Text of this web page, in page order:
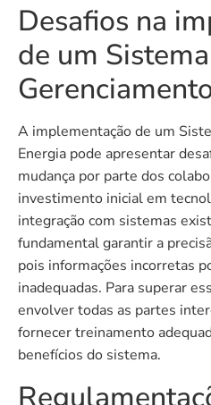
Desafios na
de um
A implementação de um
Energia pode apresentar
mudança por parte dos
investimento inicial em
integração com sistemas
fundamental garantir a
pois informações incorretas
inadequadas. Para superar
envolver todas as partes
fornecer treinamento
benefícios do sistema.